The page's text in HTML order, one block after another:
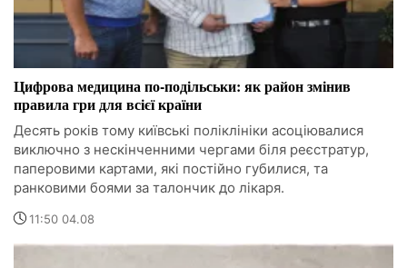
Цифрова медицина по-подільськи: як район змінив
правила гри для всієї країни
Десять років тому київські поліклініки асоціювалися
виключно з нескінченними чергами біля реєстратур,
паперовими картами, які постійно губилися, та
ранковими боями за талончик до лікаря.
11:50 04.08